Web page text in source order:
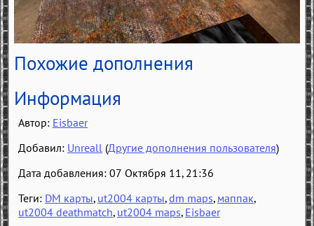
Похожие дополнения
Информация
Автор: Eisbaer
Добавил: Unreall (Другие дополнения пользователя)
Дата добавления: 07 Октября 11, 21:36
Теги: DM карты, ut2004 карты,dm maps, маппак,
ut2004 deathmatch, ut2004 maps, Eisbaer